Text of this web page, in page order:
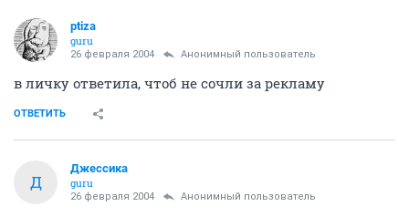
ptiza
guru
26 февраля 2004 Анонимный пользователь
в личку ответила, чтоб не сочли за рекламу
ОТВЕТИТЬ
Д
Джессика
guru
26 февраля 2004 Анонимный пользователь